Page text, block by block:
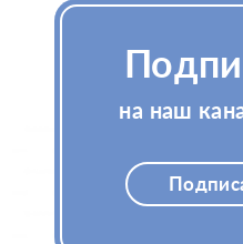
240мл,
на наш